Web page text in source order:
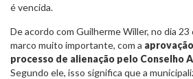
é vencida.
De acordo com Guilherme Willer, no dia
marco muito importante, com a
processo de alienação pelo Conselho
Segundo ele, isso significa que a